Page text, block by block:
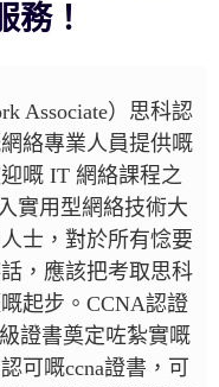
務！
Associate）思科認
絡專業人員提供嘅
嘅 IT 網絡課程之
實用型網絡技術大
士，對於所有惗要
，應該把考取思科
起步。CCNA認證
證書奠定咗紮實嘅
可嘅ccna證書，可